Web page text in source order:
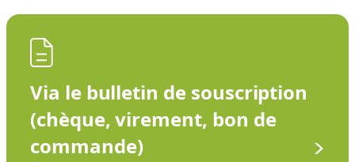
Via le bulletin de souscription
(chèque, virement, bon de
commande)